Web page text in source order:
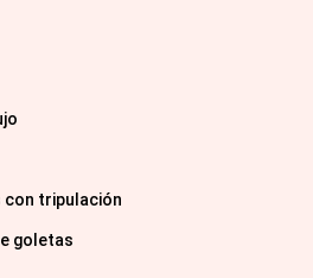
tripulación
goletas